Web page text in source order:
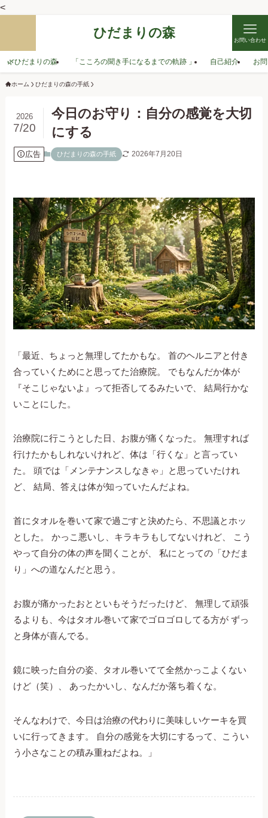
<
ひだまりの森 お問い合わせ
🌿ひだまりの森 「こころの聞き手になるまでの軌跡 」 自己紹介 お
ホーム ひだまりの森の手紙
今日のお守り：自分の感覚を大切
にする
2026
7/20
広告 ひだまりの森の手紙 2026年7月20日
「最近、ちょっと無理してたかもな。 首のヘルニアと付き
合っていくためにと思ってた治療院。 でもなんだか体が
『そこじゃないよ』って拒否してるみたいで、 結局行かな
いことにした。
治療院に行こうとした日、お腹が痛くなった。 無理すれば
行けたかもしれないけれど、体は「行くな」と言ってい
た。 頭では「メンテナンスしなきゃ」と思っていたけれ
ど、 結局、答えは体が知っていたんだよね。
首にタオルを巻いて家で過ごすと決めたら、不思議とホッ
とした。 かっこ悪いし、キラキラもしてないけれど、 こう
やって自分の体の声を聞くことが、 私にとっての「ひだま
り」への道なんだと思う。
お腹が痛かったおとといもそうだったけど、 無理して頑張
るよりも、今はタオル巻いて家でゴロゴロしてる方が ずっ
と身体が喜んでる。
鏡に映った自分の姿、タオル巻いてて全然かっこよくない
けど（笑）、 あったかいし、なんだか落ち着くな。
そんなわけで、今日は治療の代わりに美味しいケーキを買
いに行ってきます。 自分の感覚を大切にするって、こうい
う小さなことの積み重ねだよね。」